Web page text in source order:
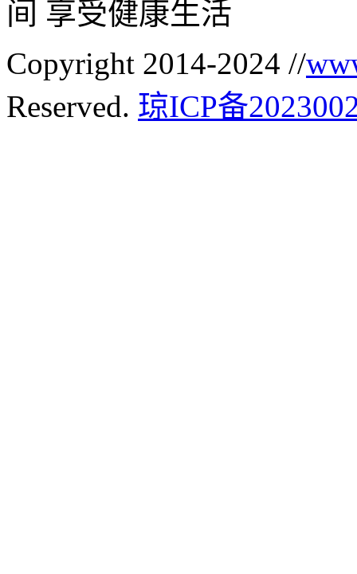
间 享受健康生活
Copyright 2014-2024 //
Reserved. 琼ICP备